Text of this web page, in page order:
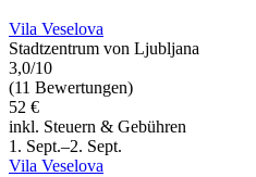
Vila Veselova
Stadtzentrum von Ljubljana
3,0/10
(11 Bewertungen)
52 €
inkl. Steuern & Gebühren
1. Sept.–2. Sept.
Vila Veselova